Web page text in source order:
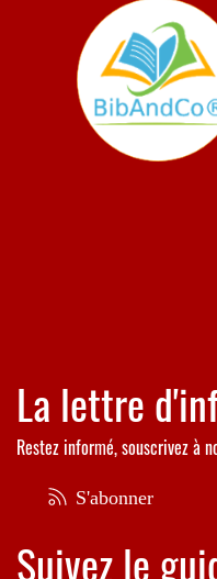
La lettre
Restez informé, souscrivez à
S'abonner
Suivez le